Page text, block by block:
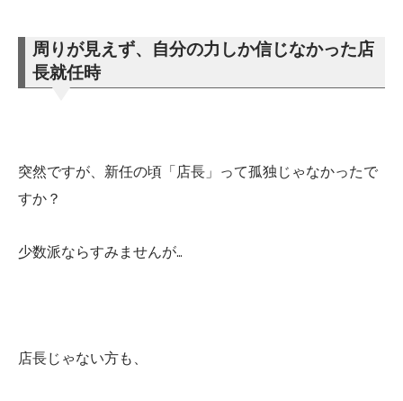
周りが見えず、自分の力しか信じなかった店
長就任時
突然ですが、新任の頃「店長」って孤独じゃなかったで
すか？
少数派ならすみませんが…
店長じゃない方も、